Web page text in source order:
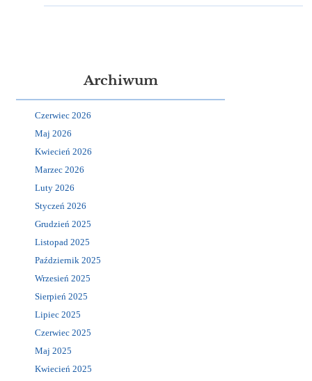
Archiwum
Czerwiec 2026
Maj 2026
Kwiecień 2026
Marzec 2026
Luty 2026
Styczeń 2026
Grudzień 2025
Listopad 2025
Październik 2025
Wrzesień 2025
Sierpień 2025
Lipiec 2025
Czerwiec 2025
Maj 2025
Kwiecień 2025